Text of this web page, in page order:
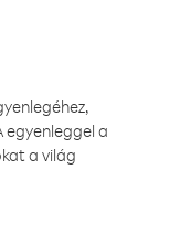
egyenleggel a
a világ